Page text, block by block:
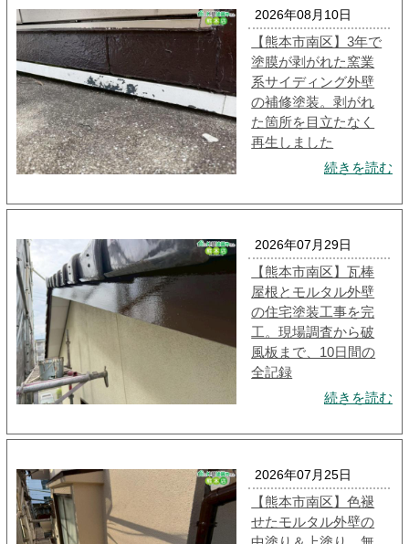
2026年08月10日
【熊本市南区】3年で
塗膜が剥がれた窯業
系サイディング外壁
の補修塗装。剥がれ
た箇所を目立たなく
再生しました
続きを読む
2026年07月29日
【熊本市南区】瓦棒
屋根とモルタル外壁
の住宅塗装工事を完
工。現場調査から破
風板まで、10日間の
全記録
続きを読む
2026年07月25日
【熊本市南区】色褪
せたモルタル外壁の